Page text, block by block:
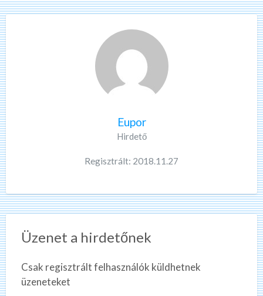
Eupor
Hirdető
Regisztrált: 2018.11.27
Üzenet a hirdetőnek
Csak regisztrált felhasználók küldhetnek
üzeneteket